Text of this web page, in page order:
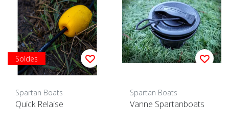
Soldes
Spartan Boats
Quick Relaise
Spartan Boats
Vanne Spartanboats